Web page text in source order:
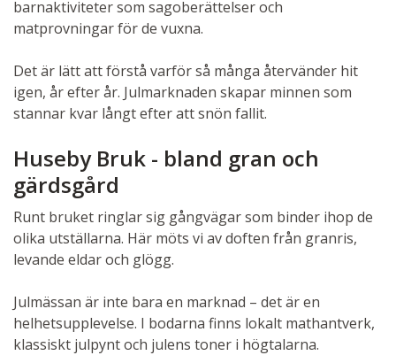
barnaktiviteter som sagoberättelser och
matprovningar för de vuxna.
Det är lätt att förstå varför så många återvänder hit
igen, år efter år. Julmarknaden skapar minnen som
stannar kvar långt efter att snön fallit.
Huseby Bruk - bland gran och
gärdsgård
Runt bruket ringlar sig gångvägar som binder ihop de
olika utställarna. Här möts vi av doften från granris,
levande eldar och glögg.
Julmässan är inte bara en marknad – det är en
helhetsupplevelse. I bodarna finns lokalt mathantverk,
klassiskt julpynt och julens toner i högtalarna.